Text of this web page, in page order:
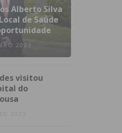
Alberto Silva
de Saúde
2023
visitou
do
2023